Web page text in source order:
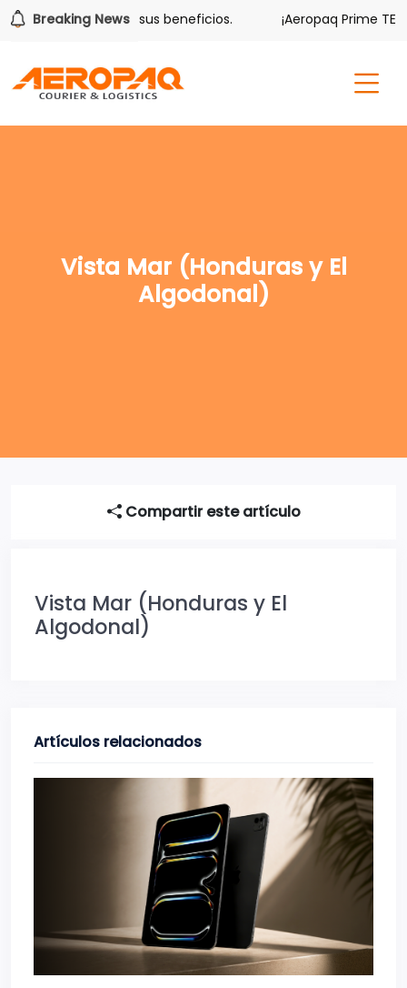
Breaking News
también tiene sus beneficios. ¡Aeropaq Prime TE
Vista Mar (Honduras y El
Algodonal)
Compartir este artículo
Vista Mar (Honduras y El
Algodonal)
Artículos relacionados